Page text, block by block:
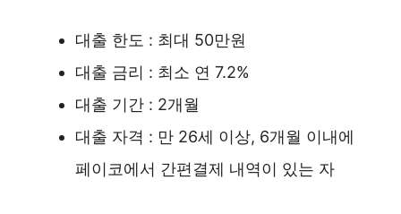
대출 한도 : 최대 50만원
대출 금리 : 최소 연 7.2%
대출 기간 : 2개월
대출 자격 : 만 26세 이상, 6개월 이내에
페이코에서 간편결제 내역이 있는 자